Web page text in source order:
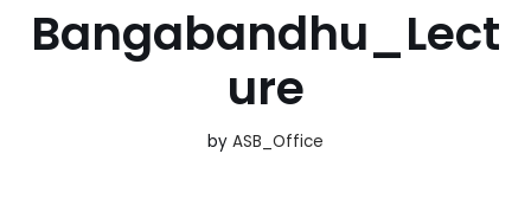
Bangabandhu_Lect
ure
by ASB_Office